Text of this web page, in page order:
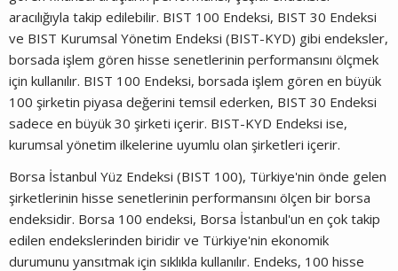
aracılığıyla takip edilebilir. BIST 100 Endeksi, BIST 30 Endeksi
ve BIST Kurumsal Yönetim Endeksi (BIST-KYD) gibi endeksler,
borsada işlem gören hisse senetlerinin performansını ölçmek
için kullanılır. BIST 100 Endeksi, borsada işlem gören en büyük
100 şirketin piyasa değerini temsil ederken, BIST 30 Endeksi
sadece en büyük 30 şirketi içerir. BIST-KYD Endeksi ise,
kurumsal yönetim ilkelerine uyumlu olan şirketleri içerir.
Borsa İstanbul Yüz Endeksi (BIST 100), Türkiye'nin önde gelen
şirketlerinin hisse senetlerinin performansını ölçen bir borsa
endeksidir. Borsa 100 endeksi, Borsa İstanbul'un en çok takip
edilen endekslerinden biridir ve Türkiye'nin ekonomik
durumunu yansıtmak için sıklıkla kullanılır. Endeks, 100 hisse